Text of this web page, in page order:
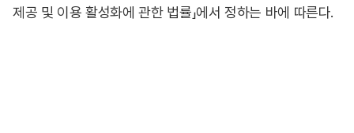
제공 및 이용 활성화에 관한 법률」에서 정하는 바에 따른다.